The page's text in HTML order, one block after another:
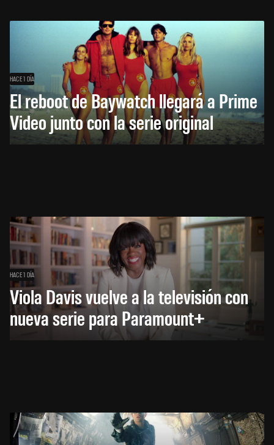
HACE 1 DÍA
El reboot de Baywatch llegará a Prime
Video junto con la serie original
HACE 1 DÍA
Viola Davis vuelve a la televisión con
nueva serie para Paramount+